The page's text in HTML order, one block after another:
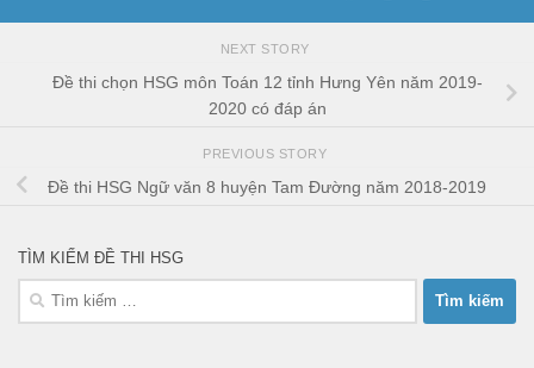
NEXT STORY
Đề thi chọn HSG môn Toán 12 tỉnh Hưng Yên năm 2019-
2020 có đáp án
PREVIOUS STORY
Đề thi HSG Ngữ văn 8 huyện Tam Đường năm 2018-2019
TÌM KIẾM ĐỀ THI HSG
Tìm